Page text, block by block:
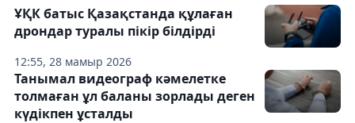
12:55, 28 мамыр 2026
ҰҚК батыс Қазақстанда құлаған
дрондар туралы пікір білдірді
Танымал видеограф кәмелетке
толмаған ұл баланы зорлады деген
күдікпен ұсталды